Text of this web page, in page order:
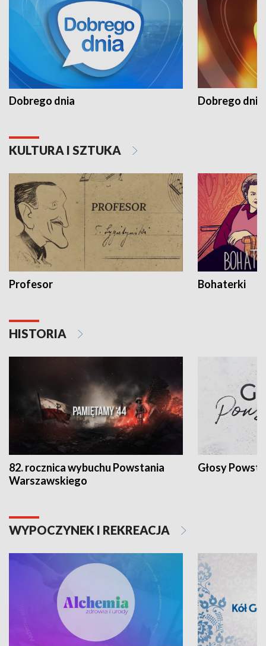
Dobrego dnia Dobrego dnia
KULTURA I SZTUKA
Profesor Bohaterki
HISTORIA
82. rocznica wybuchu Powstania
Warszawskiego
Głosy
WYPOCZYNEK I REKREACJA